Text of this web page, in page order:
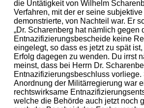
die Untätigkeit von Wilhelm
Verfahren, mit der er seine
demonstrierte, von Nachteil war. Er
„Dr. Scharenberg hat nämlich gegen
Entnazifizierungsbescheide keine
eingelegt, so dass es jetzt zu spät
Erfolg dagegen zu wenden. Du irrst
meinst, dass bei Herrn Dr.
Entnazifizierungsbeschluss
Anordnung der Militärregierung war
rechtswirksame
welche die Behörde auch jetzt noch